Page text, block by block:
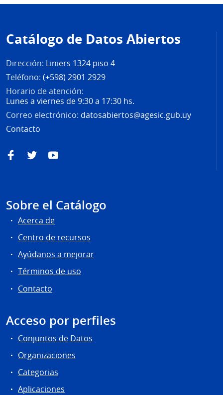
de
página
Catálogo de Datos Abiertos
Dirección: Liniers 1324 piso 4
Teléfono: (+598) 2901 2929
Horario de atención:
Lunes a viernes de 9:30 a 17:30 hs.
Correo electrónico: datosabiertos@agesic.gub.uy
Contacto
FacebookTwitterYouTube
Sobre el Catálogo
Acerca de
Centro de recursos
Ayúdanos a mejorar
Términos de uso
Contacto
Acceso por perfiles
Conjuntos de Datos
Organizaciones
Categorias
Aplicaciones